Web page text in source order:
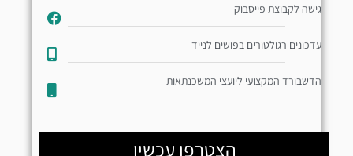
גישה לקבוצת פייסבוק
עדכונים רגולטורים בפושים לנייד​
הדשבורד המקצועי ליועצי המשכנתאות
הצטרפו עכשיו